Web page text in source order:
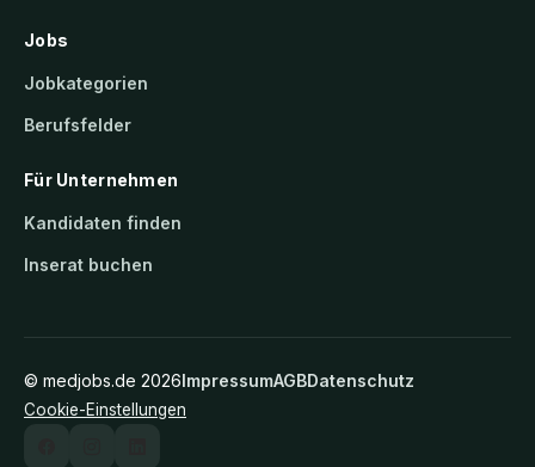
Jobs
Jobkategorien
Berufsfelder
Für Unternehmen
Kandidaten finden
Inserat buchen
© medjobs.de 2026ImpressumAGBDatenschutz
Cookie-Einstellungen